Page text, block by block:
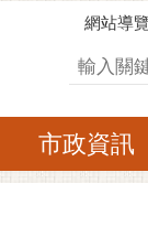
網站導覽
搜尋
市政資訊